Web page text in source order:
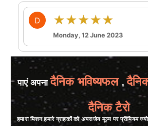
D ★★★★★
Monday, 12 June 2023
पाएं अपनादैनिक भविष्यफल ,
दैनिक टैरो
हमारा मिशन हमारे ग्राहकों को अपराजेय मूल्य पर प्रीमियम